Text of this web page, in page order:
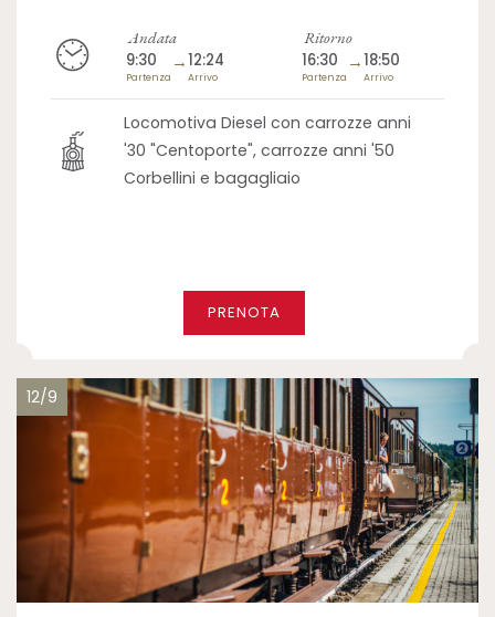
Andata
9:30
Partenza
→12:24
Arrivo
Ritorno
16:30
Partenza
→18:50
Arrivo
Locomotiva Diesel con carrozze anni
'30 "Centoporte", carrozze anni '50
Corbellini e bagagliaio
PRENOTA
12/9